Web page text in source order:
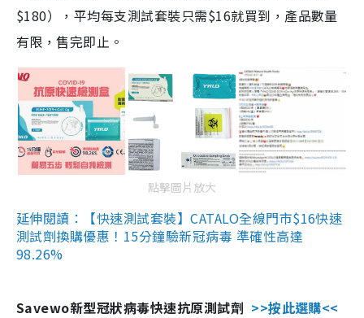
$180），平均每支測試套裝只需$16就買到，產品數量
有限，售完即止。
點擊圖片放大
延伸閱讀：【快速測試套裝】CATALO全線門市$16快速
測試劑換購優惠！15分鐘驗新冠病毒 準確性高達
98.26%
Savewo新型冠狀病毒快速抗原測試劑 >>按此選購<<